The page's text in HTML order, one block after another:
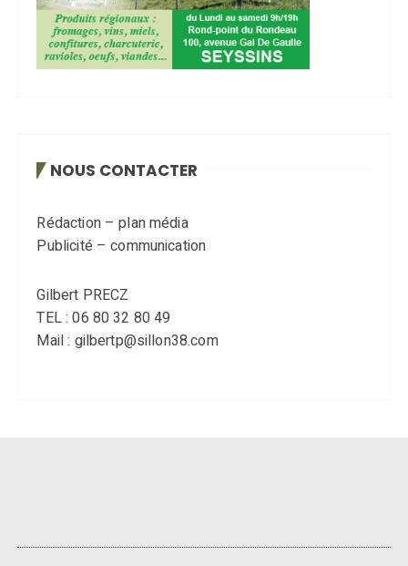
NOUS CONTACTER
Rédaction – plan média
Publicité – communication
Gilbert PRECZ
TEL : 06 80 32 80 49
Mail : gilbertp@sillon38.com